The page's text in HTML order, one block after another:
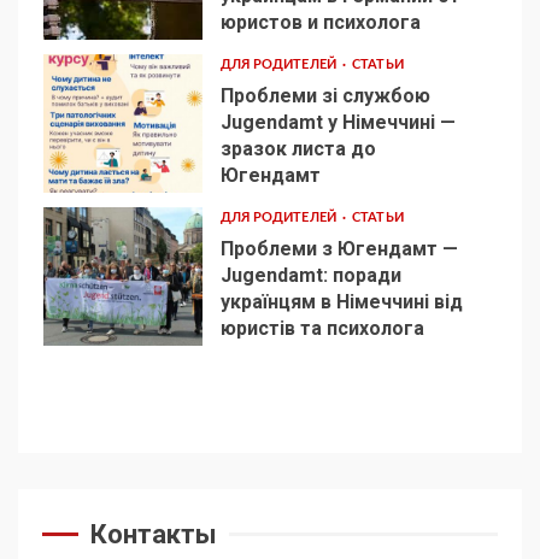
3
юристов и психолога
4
ДЛЯ РОДИТЕЛЕЙ СТАТЬИ
Проблеми зі службою
Jugendamt у Німеччині —
зразок листа до
Югендамт
5
ДЛЯ РОДИТЕЛЕЙ СТАТЬИ
Проблеми з Югендамт —
Jugendamt: поради
українцям в Німеччині від
юристів та психолога
Контакты